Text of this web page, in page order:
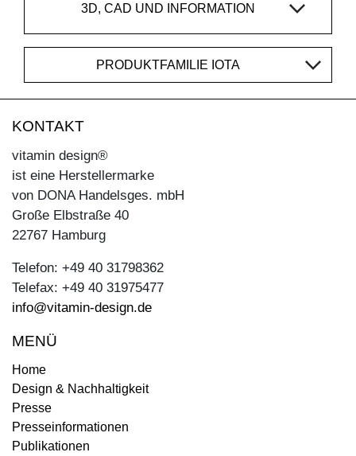
3D, CAD UND INFORMATION
PRODUKTFAMILIE IOTA
KONTAKT
vitamin design®
ist eine Herstellermarke
von DONA Handelsges. mbH
Große Elbstraße 40
22767 Hamburg
Telefon: +49 40 31798362
Telefax: +49 40 31975477
info@vitamin-design.de
MENÜ
Home
Design & Nachhaltigkeit
Presse
Presseinformationen
Publikationen